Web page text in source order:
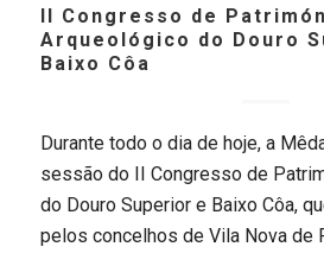
II Congresso de
Arqueológico do Douro
Baixo Côa
Durante todo o dia de hoje, a
sessão do II Congresso de
do Douro Superior e Baixo Côa,
pelos concelhos de Vila Nova de